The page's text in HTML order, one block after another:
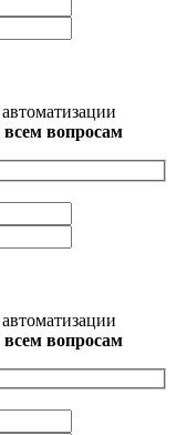
всем вопросам
всем вопросам